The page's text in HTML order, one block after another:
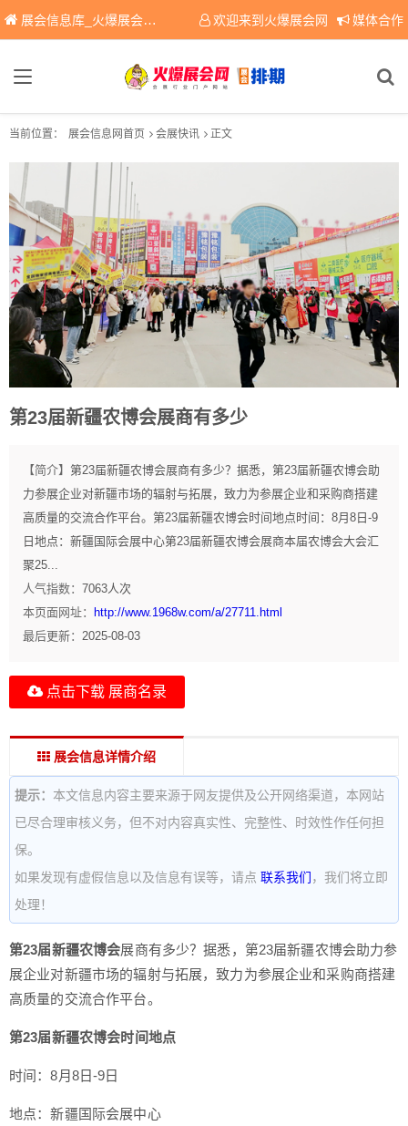
展会信息库_火爆展会网免费展会信息查询平台，提供专业会展服务！ 欢迎来到火爆展会网 媒体合作
当前位置： 展会信息网首页 会展快讯 正文
第23届新疆农博会展商有多少
【简介】 第23届新疆农博会展商有多少？据悉，第23届新疆农博会助
力参展企业对新疆市场的辐射与拓展，致力为参展企业和采购商搭建
高质量的交流合作平台。第23届新疆农博会时间地点时间：8月8日-9
日地点：新疆国际会展中心第23届新疆农博会展商本届农博会大会汇
聚25...
人气指数： 7063人次
本页面网址：
http://www.1968w.com/a/27711.html
最后更新： 2025-08-03
点击下载 展商名录
展会信息详情介绍
提示： 本文信息内容主要来源于网友提供及公开网络渠道，本网站
已尽合理审核义务，但不对内容真实性、完整性、时效性作任何担
保。
如果发现有虚假信息以及信息有误等，请点 联系我们 ，我们将立即
处理！
第23届新疆农博会展商有多少？据悉，第23届新疆农博会助力参
展企业对新疆市场的辐射与拓展，致力为参展企业和采购商搭建
高质量的交流合作平台。
第23届新疆农博会时间地点
时间：8月8日-9日
地点：新疆国际会展中心